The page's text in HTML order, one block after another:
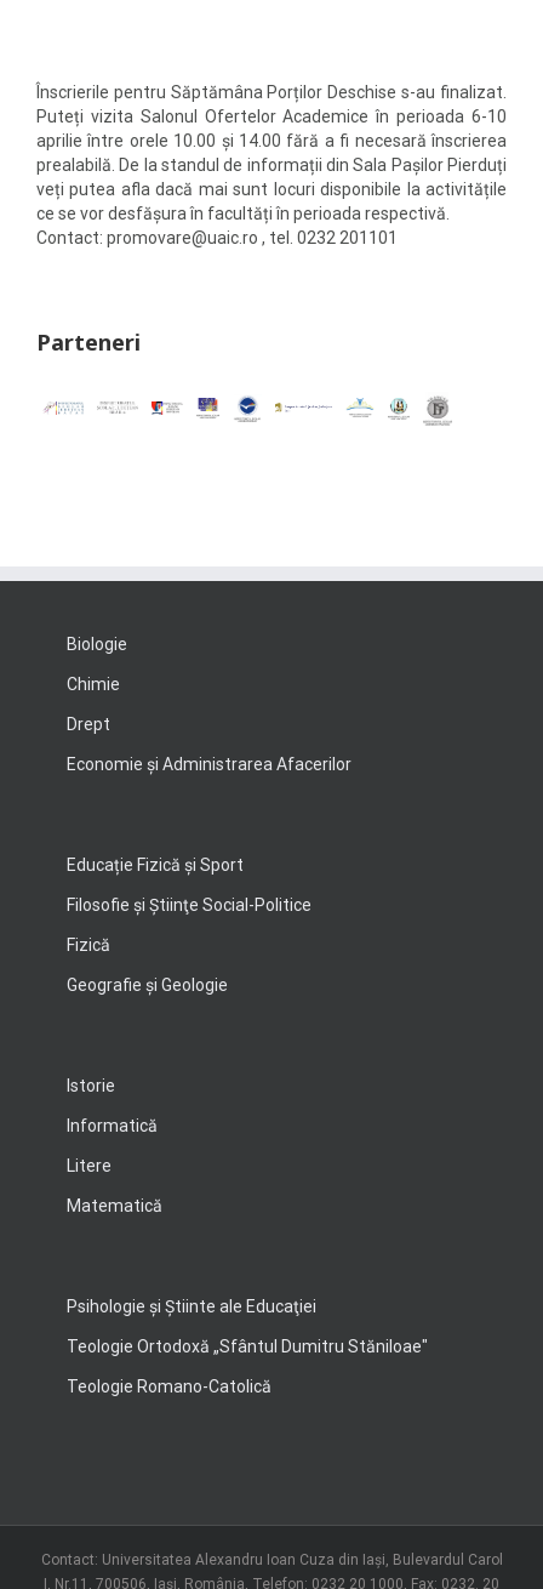
Înscrierile pentru Săptămâna Porților Deschise s-au finalizat.
Puteți vizita Salonul Ofertelor Academice în perioada 6-10
aprilie între orele 10.00 și 14.00 fără a fi necesară înscrierea
prealabilă. De la standul de informații din Sala Pașilor Pierduți
veți putea afla dacă mai sunt locuri disponibile la activitățile
ce se vor desfășura în facultăți în perioada respectivă.
Contact: promovare@uaic.ro , tel. 0232 201101
Parteneri
Biologie
Chimie
Drept
Economie şi Administrarea Afacerilor
Educație Fizică și Sport
Filosofie şi Ştiinţe Social-Politice
Fizică
Geografie şi Geologie
Istorie
Informatică
Litere
Matematică
Psihologie şi Ştiinte ale Educaţiei
Teologie Ortodoxă „Sfântul Dumitru Stăniloae"
Teologie Romano-Catolică
Contact: Universitatea Alexandru Ioan Cuza din Iași, Bulevardul Carol
I, Nr.11, 700506, Iaşi, România, Telefon: 0232 20 1000, Fax: 0232. 20